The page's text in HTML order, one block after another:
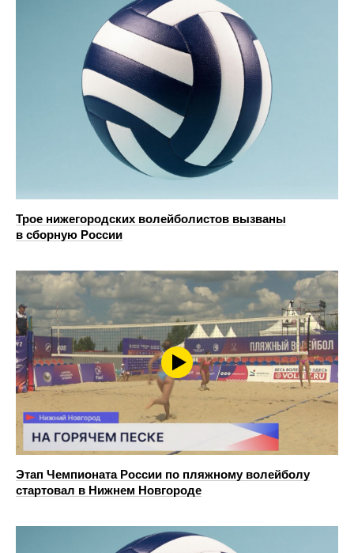
Трое нижегородских волейболистов вызваны
в сборную России
Этап Чемпионата России по пляжному волейболу
стартовал в Нижнем Новгороде